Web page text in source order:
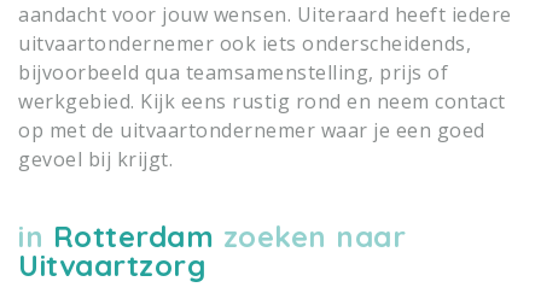
aandacht voor jouw wensen. Uiteraard heeft iedere
uitvaartondernemer ook iets onderscheidends,
bijvoorbeeld qua teamsamenstelling, prijs of
werkgebied. Kijk eens rustig rond en neem contact
op met de uitvaartondernemer waar je een goed
gevoel bij krijgt.
in Rotterdam zoeken naar
Uitvaartzorg